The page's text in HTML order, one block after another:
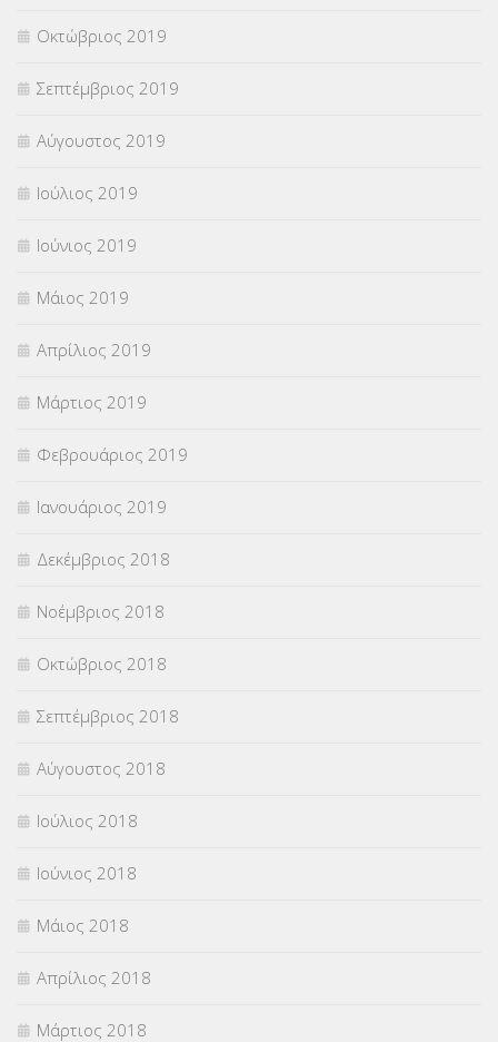
Οκτώβριος 2019
Σεπτέμβριος 2019
Αύγουστος 2019
Ιούλιος 2019
Ιούνιος 2019
Μάιος 2019
Απρίλιος 2019
Μάρτιος 2019
Φεβρουάριος 2019
Ιανουάριος 2019
Δεκέμβριος 2018
Νοέμβριος 2018
Οκτώβριος 2018
Σεπτέμβριος 2018
Αύγουστος 2018
Ιούλιος 2018
Ιούνιος 2018
Μάιος 2018
Απρίλιος 2018
Μάρτιος 2018